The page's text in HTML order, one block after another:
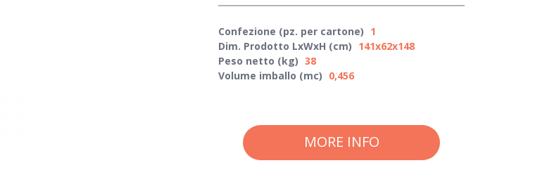
Confezione (pz. per cartone) 1
Dim. Prodotto LxWxH (cm) 141x62x148
Peso netto (kg) 38
Volume imballo (mc) 0,456
MORE INFO